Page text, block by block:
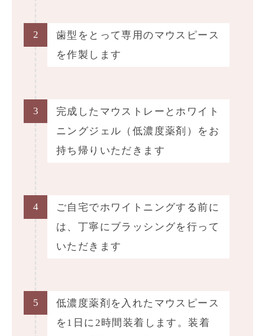
2
歯型をとって専用のマウスピース
を作製します
3
完成したマウストレーとホワイト
ニングジェル（低濃度薬剤）をお
持ち帰りいただきます
4
ご自宅でホワイトニングする前に
は、丁寧にブラッシングを行って
いただきます
5
低濃度薬剤を入れたマウスピース
を1日に2時間装着します。装着